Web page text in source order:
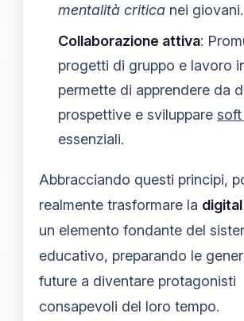
mentalità critica nei giovani.
Collaborazione attiva:
progetti di gruppo e lavoro
permette di apprendere da
prospettive e sviluppare soft
essenziali.
Abbracciando questi principi,
realmente trasformare la
un elemento fondante del
educativo, preparando le
future a diventare protagonisti
consapevoli del loro tempo.